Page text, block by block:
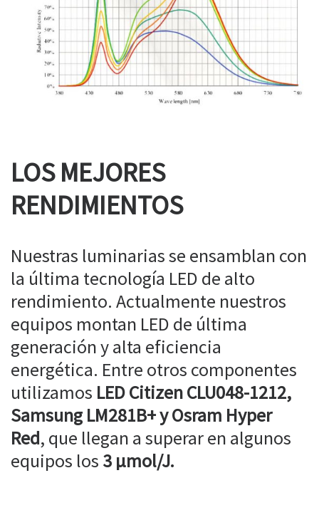
LOS MEJORES
RENDIMIENTOS
Nuestras luminarias se ensamblan con
la última tecnología LED de alto
rendimiento. Actualmente nuestros
equipos montan LED de última
generación y alta eficiencia
energética. Entre otros componentes
utilizamos LED Citizen CLU048-1212,
Samsung LM281B+ y Osram Hyper
Red, que llegan a superar en algunos
equipos los 3 µmol/J.